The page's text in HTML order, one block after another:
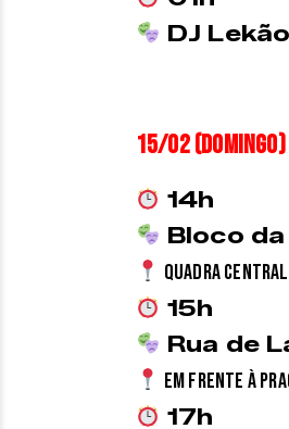
DJ Lekão
15/02 (domingo)
14h
Bloco
Quadra Central
15h
Rua de
Em frente à
17h